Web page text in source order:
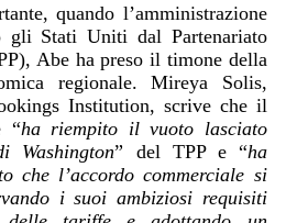
quando l’amministrazione
gli Stati Uniti dal Partenariato
Abe ha preso il timone della
regionale. Mireya Solis,
Institution, scrive che il
“ha riempito il vuoto lasciato
Washington” del TPP e “ha
che l’accordo commerciale si
i suoi ambiziosi requisiti